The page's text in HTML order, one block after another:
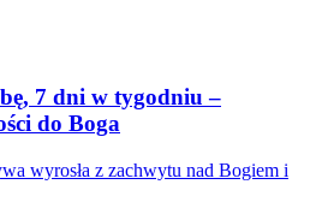
7 dni w tygodniu –
do Boga
wyrosła z zachwytu nad Bogiem i